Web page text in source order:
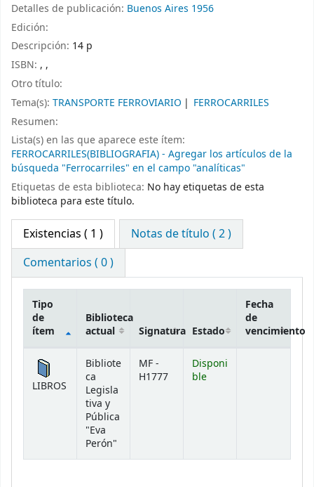
Detalles de publicación: Buenos Aires 1956
Edición:
Descripción: 14 p
ISBN: , ,
Otro título:
Tema(s): TRANSPORTE FERROVIARIO
FERROCARRILES
Resumen:
Lista(s) en las que aparece este ítem:
FERROCARRILES(BIBLIOGRAFIA) - Agregar los artículos de la
búsqueda "Ferrocarriles" en el campo "analíticas"
Etiquetas de esta biblioteca: No hay etiquetas de esta
biblioteca para este título.
Existencias ( 1 )
Notas de título ( 2 )
Comentarios ( 0 )
Existencias
Tipo
de
ítem
Biblioteca
actual
Signatura Estado
Fecha
de
vencimiento
LIBROS
Bibliote
ca
Legisla
tiva y
Pública
"Eva
Perón"
MF -
H1777
Disponi
ble